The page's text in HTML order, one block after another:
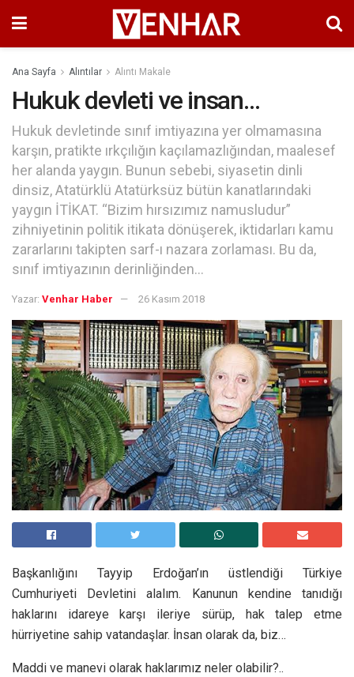
Ana Sayfa Alıntılar Alıntı Makale
Hukuk devleti ve insan…
Hukuk devletinde sınıf imtiyazına yer olmamasına
karşın, pratikte ırkçılığın kaçılamazlığından, maalesef
her alanda yaygın. Bunun sebebi, siyasetin dinli
dinsiz, Atatürklü Atatürksüz bütün kanatlarındaki
yaygın İTİKAT. “Bizim hırsızımız namusludur”
zihniyetinin politik itikata dönüşerek, iktidarları kamu
zararlarını takipten sarf-ı nazara zorlaması. Bu da,
sınıf imtiyazının derinliğinden...
Yazar: Venhar Haber 26 Kasım 2018
Başkanlığını Tayyip Erdoğan’ın üstlendiği Türkiye
Cumhuriyeti Devletini alalım. Kanunun kendine tanıdığı
haklarını idareye karşı ileriye sürüp, hak talep etme
hürriyetine sahip vatandaşlar. İnsan olarak da, biz…
Maddi ve manevi olarak haklarımız neler olabilir?..